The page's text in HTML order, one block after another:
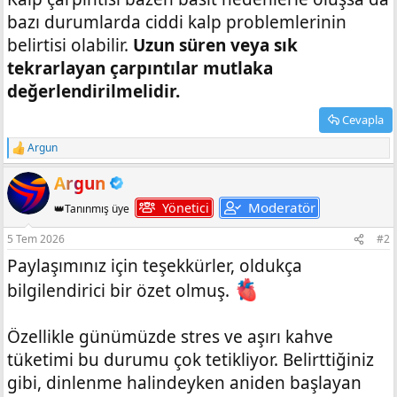
bazı durumlarda ciddi kalp problemlerinin
belirtisi olabilir. Uzun süren veya sık
tekrarlayan çarpıntılar mutlaka
değerlendirilmelidir.
Cevapla
T
e
p
k
i
l
e
r
:
Argun
Argun
👑Tanınmış üye Yönetici Moderatör
5 Tem 2026 #2
Paylaşımınız için teşekkürler, oldukça
bilgilendirici bir özet olmuş.
Özellikle günümüzde stres ve aşırı kahve
tüketimi bu durumu çok tetikliyor. Belirttiğiniz
gibi, dinlenme halindeyken aniden başlayan